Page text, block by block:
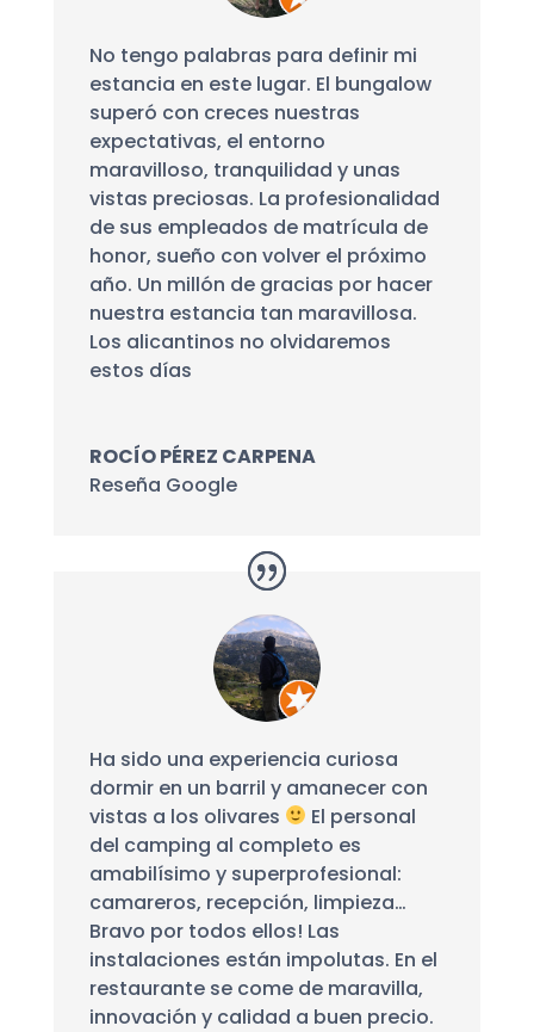
No tengo palabras para definir mi
estancia en este lugar. El bungalow
superó con creces nuestras
expectativas, el entorno
maravilloso, tranquilidad y unas
vistas preciosas. La profesionalidad
de sus empleados de matrícula de
honor, sueño con volver el próximo
año. Un millón de gracias por hacer
nuestra estancia tan maravillosa.
Los alicantinos no olvidaremos
estos días
ROCÍO PÉREZ CARPENA
Reseña Google
Ha sido una experiencia curiosa
dormir en un barril y amanecer con
vistas a los olivares
El personal
del camping al completo es
amabilísimo y superprofesional:
camareros, recepción, limpieza…
Bravo por todos ellos! Las
instalaciones están impolutas. En el
restaurante se come de maravilla,
innovación y calidad a buen precio.